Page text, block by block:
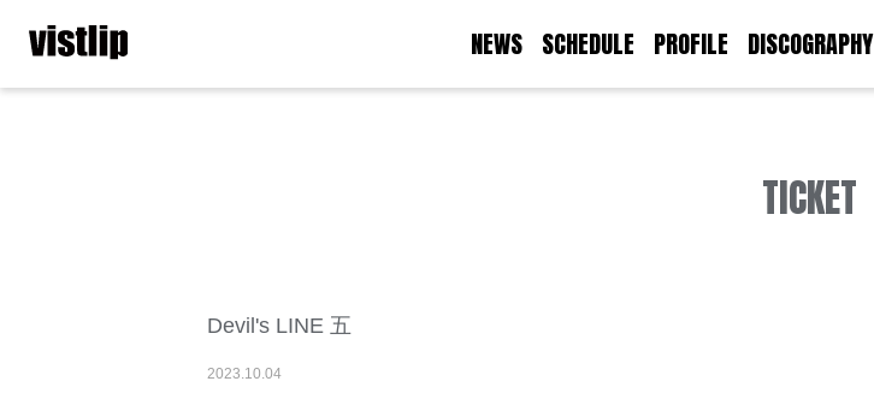
NEWS SCHEDULE PROFILE DISCOGRAPHY
TICKET
Devil's LINE 五
2023.10.04